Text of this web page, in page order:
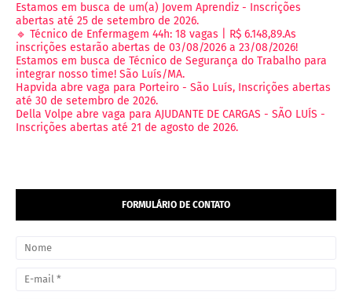
Estamos em busca de um(a) Jovem Aprendiz - Inscrições
abertas até 25 de setembro de 2026.
🔹 Técnico de Enfermagem 44h: 18 vagas | R$ 6.148,89.As
inscrições estarão abertas de 03/08/2026 a 23/08/2026!
Estamos em busca de Técnico de Segurança do Trabalho para
integrar nosso time! São Luís/MA.
Hapvida abre vaga para Porteiro - São Luís, Inscrições abertas
até 30 de setembro de 2026.
Della Volpe abre vaga para AJUDANTE DE CARGAS - SÃO LUÍS -
Inscrições abertas até 21 de agosto de 2026.
FORMULÁRIO DE CONTATO